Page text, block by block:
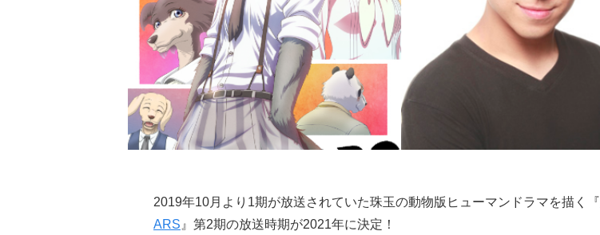
2019年10月より1期が放送されていた珠玉の動物版ヒューマンドラマを描く『
ARS 』第2期の放送時期が2021年に決定！